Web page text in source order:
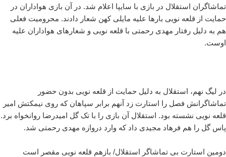
تماشاگران استقلال در بازی با سایپا اعلام شد. در آن بازی هواداران در
حمایت از قلعه نویی بارها علیه مایلی کهن شعار دادند. محرومیت فعلی
هم به دلیل رفتار مهدی رحمتی با قلعه نویی و شعارهای هواداران علیه
اوست.
در لیگ نهم، استقلال به دلیل حمایت از قلعه نویی بدون حضور
تماشاگرانش فصل را استارت زد آنهم برابر سپاهان که روی نیمکتش امیر
قلعه نویی نشسته بود. استقلال آن بازی را با تک گل امیدرضا روانخواه برد.
پاس گل را هم فرهاد مجیدی داد که وارد دروازه مهدی رحمتی شد.
دومین استارت بی تماشاگر استقلال/ بازهم قلعه نویی مقصر است